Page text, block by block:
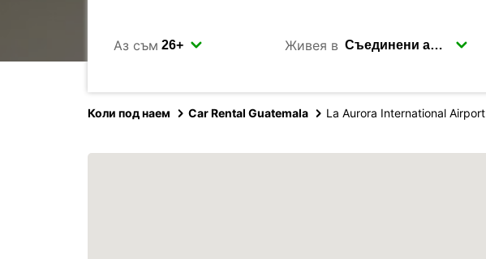
Аз съм Живея в
Коли под наем Car Rental Guatemala La Aurora International Airport